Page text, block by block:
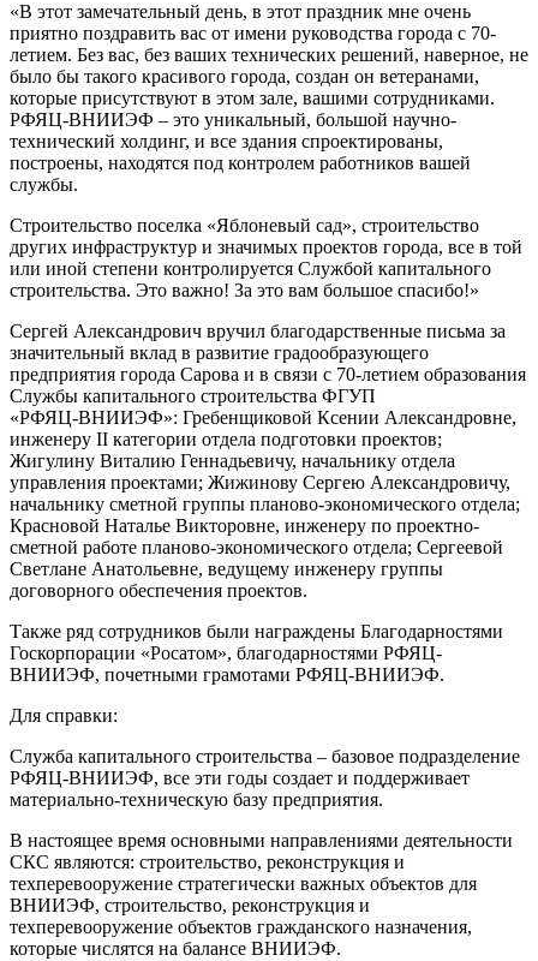
«В этот замечательный день, в этот праздник мне очень
приятно поздравить вас от имени руководства города с 70-
летием. Без вас, без ваших технических решений, наверное, не
было бы такого красивого города, создан он ветеранами,
которые присутствуют в этом зале, вашими сотрудниками.
РФЯЦ-ВНИИЭФ – это уникальный, большой научно-
технический холдинг, и все здания спроектированы,
построены, находятся под контролем работников вашей
службы.
Строительство поселка «Яблоневый сад», строительство
других инфраструктур и значимых проектов города, все в той
или иной степени контролируется Службой капитального
строительства. Это важно! За это вам большое спасибо!»
Сергей Александрович вручил благодарственные письма за
значительный вклад в развитие градообразующего
предприятия города Сарова и в связи с 70-летием образования
Службы капитального строительства ФГУП
«РФЯЦ‑ВНИИЭФ»: Гребенщиковой Ксении Александровне,
инженеру II категории отдела подготовки проектов;
Жигулину Виталию Геннадьевичу, начальнику отдела
управления проектами; Жижинову Сергею Александровичу,
начальнику сметной группы планово-экономического отдела;
Красновой Наталье Викторовне, инженеру по проектно-
сметной работе планово-экономического отдела; Сергеевой
Светлане Анатольевне, ведущему инженеру группы
договорного обеспечения проектов.
Также ряд сотрудников были награждены Благодарностями
Госкорпорации «Росатом», благодарностями РФЯЦ-
ВНИИЭФ, почетными грамотами РФЯЦ-ВНИИЭФ.
Для справки:
Служба капитального строительства – базовое подразделение
РФЯЦ-ВНИИЭФ, все эти годы создает и поддерживает
материально-техническую базу предприятия.
В настоящее время основными направлениями деятельности
СКС являются: строительство, реконструкция и
техперевооружение стратегически важных объектов для
ВНИИЭФ, строительство, реконструкция и
техперевооружение объектов гражданского назначения,
которые числятся на балансе ВНИИЭФ.